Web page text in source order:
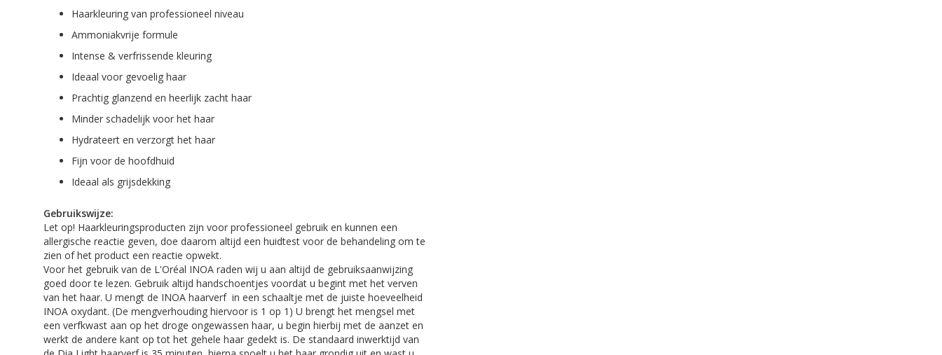
Haarkleuring van professioneel niveau
Ammoniakvrije formule
Intense & verfrissende kleuring
Ideaal voor gevoelig haar
Prachtig glanzend en heerlijk zacht haar
Minder schadelijk voor het haar
Hydrateert en verzorgt het haar
Fijn voor de hoofdhuid
Ideaal als grijsdekking
Gebruikswijze:
Let op! Haarkleuringsproducten zijn voor professioneel gebruik en kunnen een
allergische reactie geven, doe daarom altijd een huidtest voor de behandeling om te
zien of het product een reactie opwekt.
Voor het gebruik van de L'Oréal INOA raden wij u aan altijd de gebruiksaanwijzing
goed door te lezen. Gebruik altijd handschoentjes voordat u begint met het verven
van het haar. U mengt de INOA haarverf in een schaaltje met de juiste hoeveelheid
INOA oxydant. (De mengverhouding hiervoor is 1 op 1) U brengt het mengsel met
een verfkwast aan op het droge ongewassen haar, u begin hierbij met de aanzet en
werkt de andere kant op tot het gehele haar gedekt is. De standaard inwerktijd van